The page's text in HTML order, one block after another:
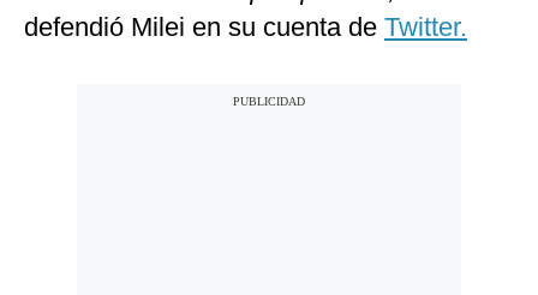
defendió Milei en su cuenta de Twitter.